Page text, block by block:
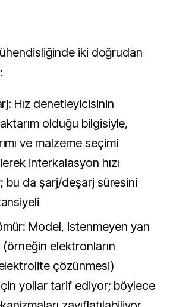
iki doğrudan
Hız denetleyicisinin
olduğu bilgisiyle,
ve malzeme seçimi
interkalasyon hızı
bu da şarj/deşarj süresini
Model, istenmeyen yan
elektronların
çözünmesi)
için yollar tarif ediyor; böylece